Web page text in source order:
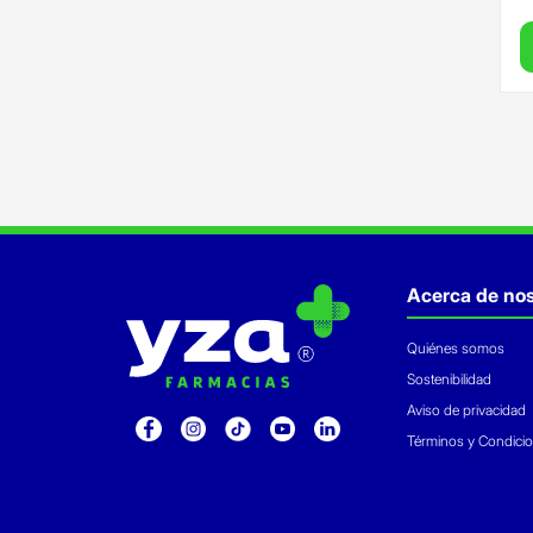
Acerca de
Quiénes somos
Sostenibilidad
Aviso de privacidad
Términos y